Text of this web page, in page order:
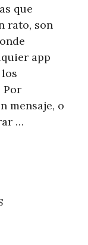
que
rato, son
app
Por
mensaje, o
…